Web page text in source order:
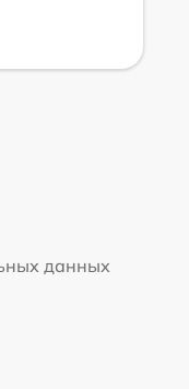
данных